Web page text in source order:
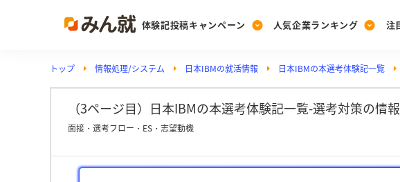
体験記投稿キャンペーン
Post
投稿する
[27
人気企業ランキング
Ranking
ランキングを見る
みん
Vote みん
注
PickUp
注目の企業特集
トップ 情報処理/システム 日本IBMの就活情報 日本IBMの本選考体験記一覧
（3ページ目）日本IBMの本選考体験記一覧-選考対策の情報
面接・選考フロー・ES・志望動機